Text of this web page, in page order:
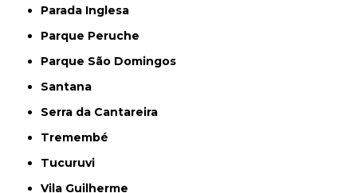
Parada Inglesa
Parque Peruche
Parque São Domingos
Santana
Serra da Cantareira
Tremembé
Tucuruvi
Vila Guilherme